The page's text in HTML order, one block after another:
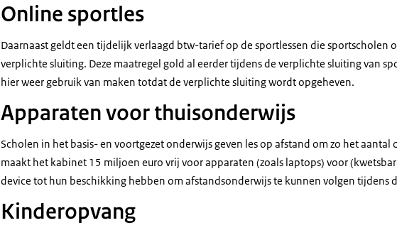
Online sportles
Daarnaast geldt een tijdelijk verlaagd btw-tarief op de sportlessen die sportscholen
verplichte sluiting. Deze maatregel gold al eerder tijdens de verplichte sluiting van
hier weer gebruik van maken totdat de verplichte sluiting wordt opgeheven.
Apparaten voor thuisonderwijs
Scholen in het basis- en voortgezet onderwijs geven les op afstand om zo het
maakt het kabinet 15 miljoen euro vrij voor apparaten (zoals laptops) voor
device tot hun beschikking hebben om afstandsonderwijs te kunnen volgen tijdens
Kinderopvang